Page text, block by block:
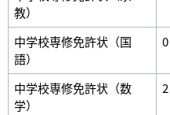
教）
中学校専修免許状（国
語）
0
中学校専修免許状（数
学）
2